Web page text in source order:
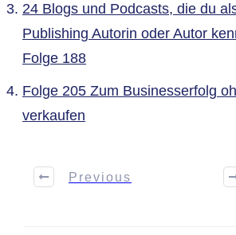
24 Blogs und Podcasts, die du
Publishing Autorin oder Autor
Folge 188
Folge 205 Zum Businesserfolg
verkaufen
Previous